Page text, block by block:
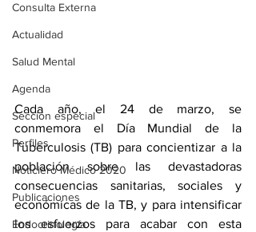
Consulta Externa
Actualidad
Salud Mental
Agenda
Sección especial
Perfiles
Noticiero Médico 2020
Publicaciones
Endocrinología
Cada año, el 24 de marzo, se
conmemora el Día Mundial de la
Tuberculosis (TB) para concientizar a la
población sobre las devastadoras
consecuencias sanitarias, sociales y
económicas de la TB, y para intensificar
los esfuerzos para acabar con esta